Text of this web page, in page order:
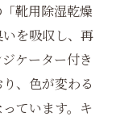
靴用除湿乾燥
を吸収し、再
ケーター付き
、色が変わる
ています。キ